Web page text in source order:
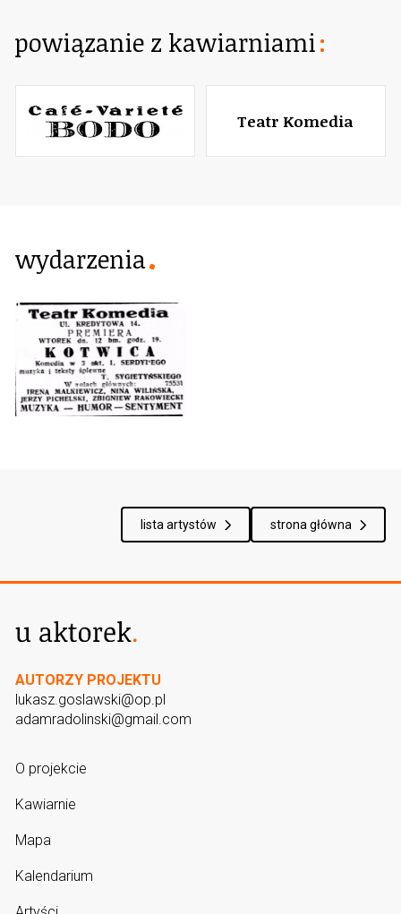
powiązanie z kawiarniami
Teatr Komedia
wydarzenia
lista artystów strona główna
AUTORZY PROJEKTU
lukasz.goslawski@op.pl
adamradolinski@gmail.com
O projekcie
Kawiarnie
Mapa
Kalendarium